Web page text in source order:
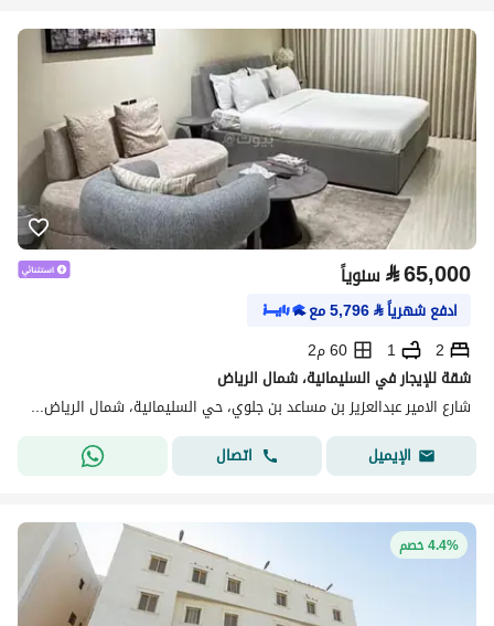
⃁65,000 سنوياً
ادفع شهرياً⃁
5,796مع
2
1
60 م2
شقة للإيجار في السليمانية، شمال الرياض
شارع الامير عبدالعزيز بن مساعد بن جلوي، حي السليمانية، شمال الرياض، الرياض
الإيميل
اتصال
4.4% خصم